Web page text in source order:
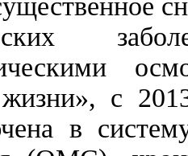
с
в